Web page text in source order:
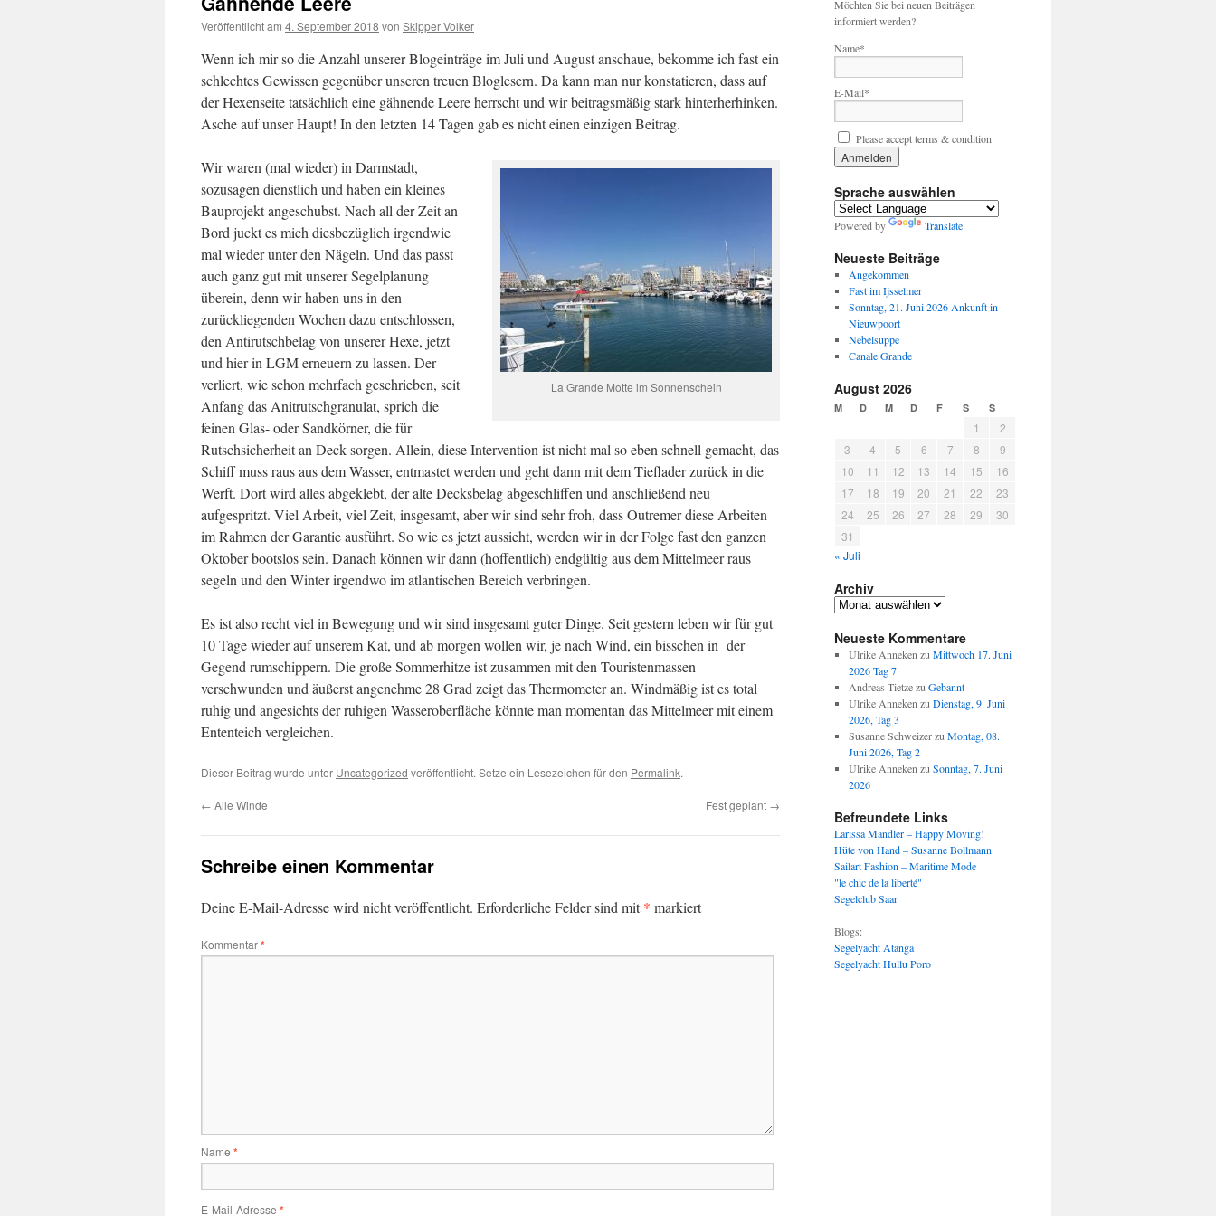
Veröffentlicht am 4. September 2018 von Skipper Volker
Wenn ich mir so die Anzahl unserer Blogeinträge im Juli und August anschaue, bekomme ich fast ein
schlechtes Gewissen gegenüber unseren treuen Bloglesern. Da kann man nur konstatieren, dass auf
der Hexenseite tatsächlich eine gähnende Leere herrscht und wir beitragsmäßig stark hinterherhinken.
Asche auf unser Haupt! In den letzten 14 Tagen gab es nicht einen einzigen Beitrag.
La Grande Motte im Sonnenschein
Wir waren (mal wieder) in Darmstadt,
sozusagen dienstlich und haben ein kleines
Bauprojekt angeschubst. Nach all der Zeit an
Bord juckt es mich diesbezüglich irgendwie
mal wieder unter den Nägeln. Und das passt
auch ganz gut mit unserer Segelplanung
überein, denn wir haben uns in den
zurückliegenden Wochen dazu entschlossen,
den Antirutschbelag von unserer Hexe, jetzt
und hier in LGM erneuern zu lassen. Der
verliert, wie schon mehrfach geschrieben, seit
Anfang das Anitrutschgranulat, sprich die
feinen Glas- oder Sandkörner, die für
Rutschsicherheit an Deck sorgen. Allein, diese Intervention ist nicht mal so eben schnell gemacht, das
Schiff muss raus aus dem Wasser, entmastet werden und geht dann mit dem Tieflader zurück in die
Werft. Dort wird alles abgeklebt, der alte Decksbelag abgeschliffen und anschließend neu
aufgespritzt. Viel Arbeit, viel Zeit, insgesamt, aber wir sind sehr froh, dass Outremer diese Arbeiten
im Rahmen der Garantie ausführt. So wie es jetzt aussieht, werden wir in der Folge fast den ganzen
Oktober bootslos sein. Danach können wir dann (hoffentlich) endgültig aus dem Mittelmeer raus
segeln und den Winter irgendwo im atlantischen Bereich verbringen.
Es ist also recht viel in Bewegung und wir sind insgesamt guter Dinge. Seit gestern leben wir für gut
10 Tage wieder auf unserem Kat, und ab morgen wollen wir, je nach Wind, ein bisschen in der
Gegend rumschippern. Die große Sommerhitze ist zusammen mit den Touristenmassen
verschwunden und äußerst angenehme 28 Grad zeigt das Thermometer an. Windmäßig ist es total
ruhig und angesichts der ruhigen Wasseroberfläche könnte man momentan das Mittelmeer mit einem
Ententeich vergleichen.
Dieser Beitrag wurde unter Uncategorized veröffentlicht. Setze ein Lesezeichen für den Permalink.
← Alle Winde Fest geplant →
Schreibe einen Kommentar
Deine E-Mail-Adresse wird nicht veröffentlicht. Erforderliche Felder sind mit* markiert
Kommentar*
Name *
E-Mail-Adresse *
Möchten Sie bei neuen Beiträgen
informiert werden?
Name*
E-Mail*
Please accept terms & condition
Sprache auswählen
Powered by Translate
Neueste Beiträge
Angekommen
Fast im Ijsselmer
Sonntag, 21. Juni 2026 Ankunft in
Nieuwpoort
Nebelsuppe
Canale Grande
August 2026
M D M D F S S
1
2
3
4 5 6 7 8
9
10
11 12 13 14 15
16
17
18 19 20 21 22
23
24
25 26 27 28 29
30
31
« Juli
Archiv
Archiv
Neueste Kommentare
Ulrike AnnekenzuMittwoch 17. Juni
2026 Tag 7
Andreas TietzezuGebannt
Ulrike AnnekenzuDienstag, 9. Juni
2026, Tag 3
Susanne SchweizerzuMontag, 08.
Juni 2026, Tag 2
Ulrike AnnekenzuSonntag, 7. Juni
2026
Befreundete Links
Larissa Mandler – Happy Moving!
Hüte von Hand – Susanne Bollmann
Sailart Fashion – Maritime Mode
"le chic de la liberté"
Segelclub Saar
Blogs:
Segelyacht Atanga
Segelyacht Hullu Poro